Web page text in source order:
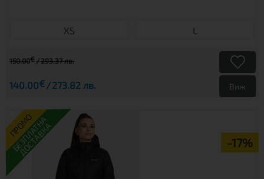
XS L
150.00€ 293.37 лв.
140.00€ 273.82 лв. Виж
ПРОМО
-17%
БЕЗПЛАТНА
ДОСТАВКА